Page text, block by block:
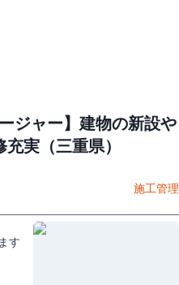
ジャー】建物の新設や
実（三重県）
施工管理
す